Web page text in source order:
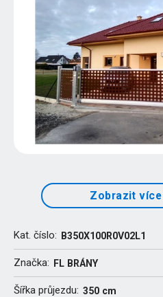
Zobrazit
Kat. číslo: B350X100R0V02L1
Značka: FL BRÁNY
Šířka průjezdu: 350 cm